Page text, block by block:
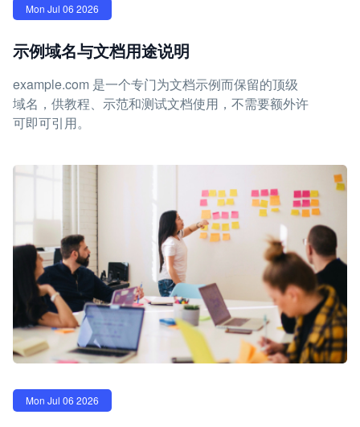
Mon Jul 06 2026
示例域名与文档用途说明
example.com 是一个专门为文档示例而保留的顶级
域名，供教程、示范和测试文档使用，不需要额外许
可即可引用。
Mon Jul 06 2026